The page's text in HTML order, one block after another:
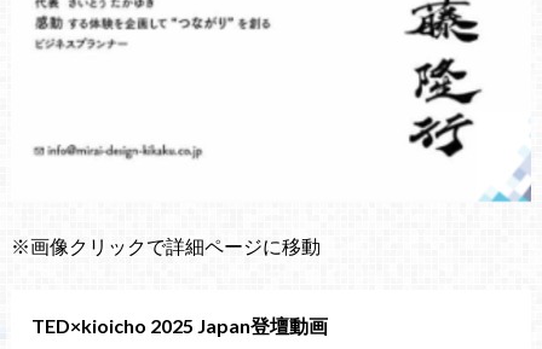
※画像クリックで詳細ページに移動
TED×kioicho 2025 Japan登壇動画